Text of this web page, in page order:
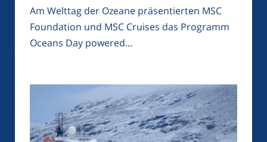
Am Welttag der Ozeane präsentierten MSC
Foundation und MSC Cruises das Programm
Oceans Day powered…